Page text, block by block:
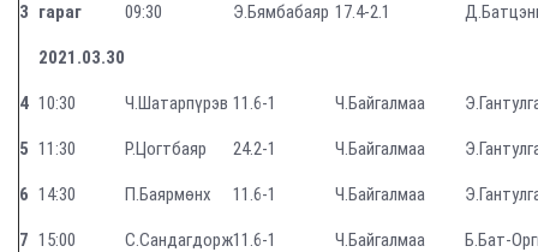
3 гараг
2021.03.30
09:30 Э.Бямбабаяр 17.4-2.1
4 10:30 Ч.Шатарпүрэв 11.6-1 Ч.Байгалмаа
5 11:30 Р.Цогтбаяр 24.2-1 Ч.Байгалмаа
6 14:30 П.Баярмөнх 11.6-1 Ч.Байгалмаа
7 15:00 С.Сандагдорж11.6-1 Ч.Байгалмаа Б.Бат-